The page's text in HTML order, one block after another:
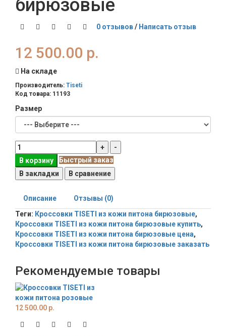
бирюзовые
0 отзывов/ Написать отзыв
12 500.00 р.
На складе
Производитель: Tiseti
Код товара: 11193
Размер
В корзину
Быстрый заказ
В закладки
В сравнение
Описание
Отзывы (0)
Теги: Кроссовки TISETI из кожи питона бирюзовые,
Кроссовки TISETI из кожи питона бирюзовые купить,
Кроссовки TISETI из кожи питона бирюзовые цена,
Кроссовки TISETI из кожи питона бирюзовые заказать
Рекомендуемые товары
12 500.00 р.